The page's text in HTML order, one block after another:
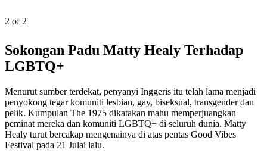
2 of 2
Sokongan Padu Matty Healy Terhadap
LGBTQ+
Menurut sumber terdekat, penyanyi Inggeris itu telah lama menjadi
penyokong tegar komuniti lesbian, gay, biseksual, transgender dan
pelik. Kumpulan The 1975 dikatakan mahu memperjuangkan
peminat mereka dan komuniti LGBTQ+ di seluruh dunia. Matty
Healy turut bercakap mengenainya di atas pentas Good Vibes
Festival pada 21 Julai lalu.